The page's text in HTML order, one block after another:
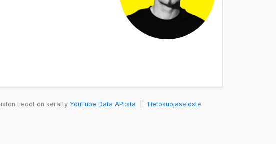
tiedot on kerätty YouTube Data API:sta Tietosuojaseloste